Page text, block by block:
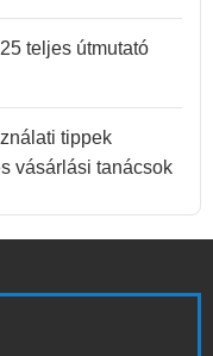
teljes útmutató
tippek
vásárlási tanácsok